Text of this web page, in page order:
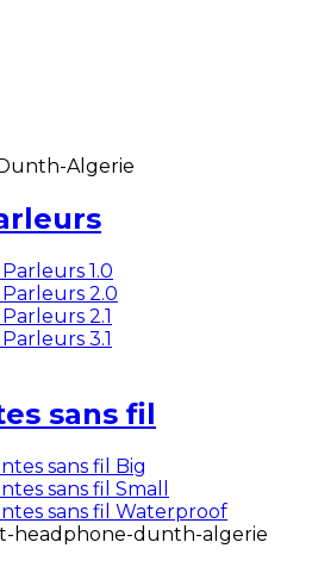
1.0
2.0
2.1
3.1
sans fil
sans fil Big
sans fil Small
sans fil Waterproof